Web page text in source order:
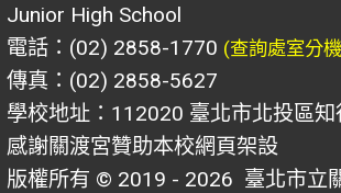
Junior High School
電話：(02) 2858-1770 (查詢處室分
傳真：(02) 2858-5627
學校地址：112020 臺北市北投區
感謝關渡宮贊助本校網頁架設
版權所有 © 2019 - 2026 臺北市立